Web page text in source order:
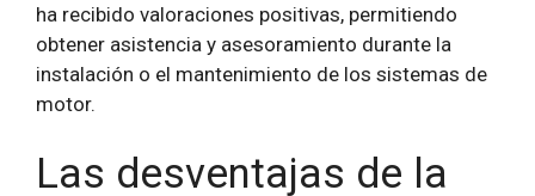
ha recibido valoraciones positivas, permitiendo
obtener asistencia y asesoramiento durante la
instalación o el mantenimiento de los sistemas de
motor.
Las desventajas de la